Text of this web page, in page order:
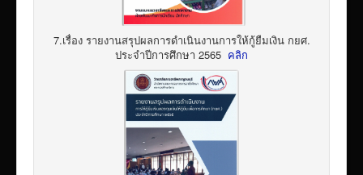
7.เรื่อง รายงานสรุปผลการดำเนินงานการให้กู้ยืมเงิน กยศ.
ประจำปีการศึกษา 2565 คลิก